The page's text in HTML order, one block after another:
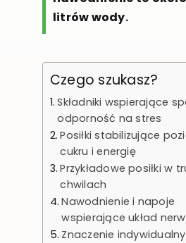
litrów wody.
Czego szukasz?
Składniki wspierające
odporność na stres
Posiłki stabilizujące
cukru i energię
Przykładowe posiłki w
chwilach
Nawodnienie i napoje
wspierające układ
Znaczenie